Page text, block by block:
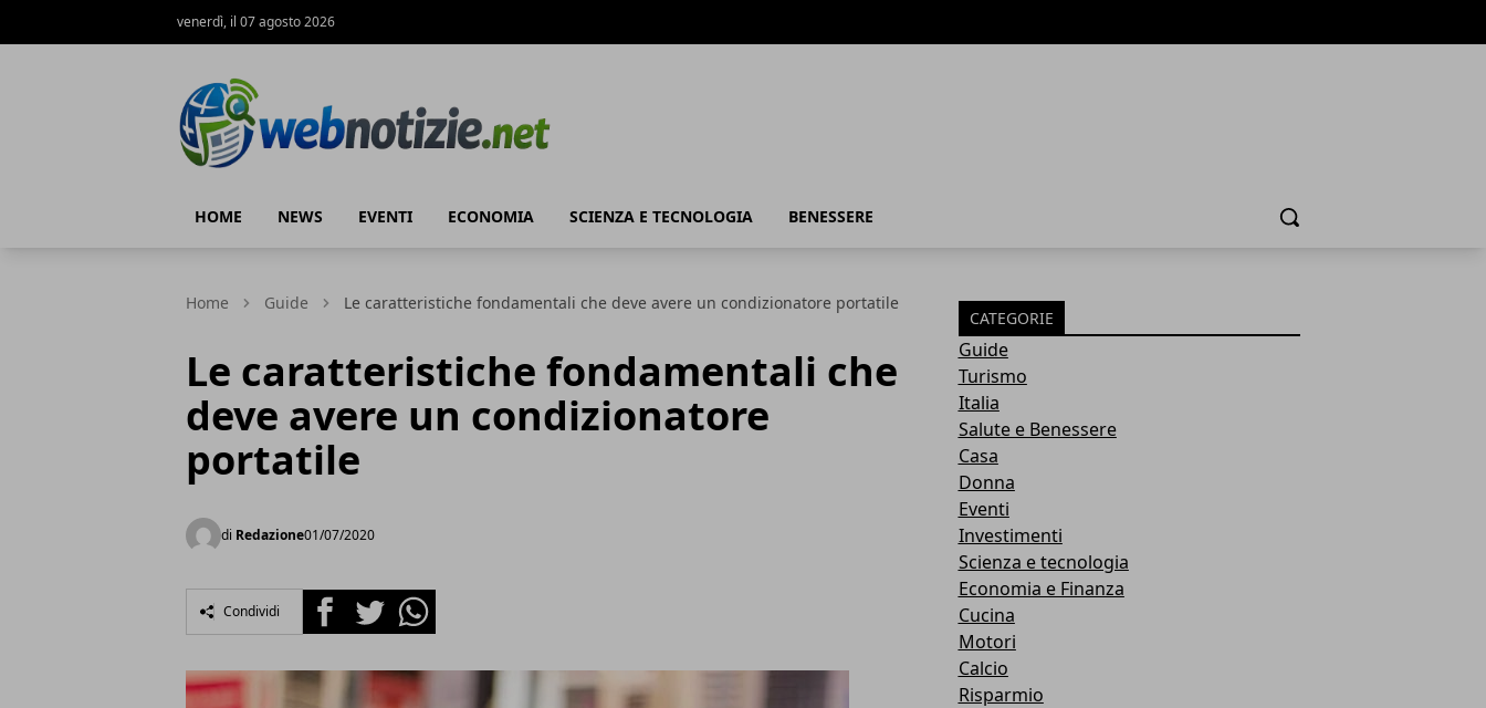
venerdì, il 07 agosto 2026
HOME NEWS EVENTI ECONOMIA SCIENZA E TECNOLOGIA BENESSERE Cerca
Home Guide Le caratteristiche fondamentali che deve avere un condizionatore portatile
Le caratteristiche fondamentali che
deve avere un condizionatore
portatile
di Redazione01/07/2020
Condividi FacebookTwitterWhatsapp
CATEGORIE
Guide
Turismo
Italia
Salute e Benessere
Casa
Donna
Eventi
Investimenti
Scienza e tecnologia
Economia e Finanza
Cucina
Motori
Calcio
Risparmio